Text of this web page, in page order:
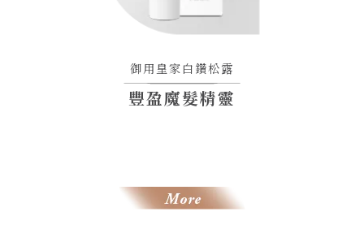
御用皇家白鑽松露
豐盈魔髮精靈